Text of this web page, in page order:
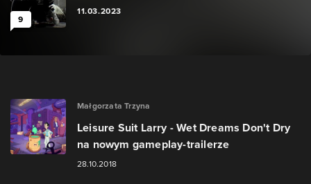
9
11.03.2023
Małgorzata Trzyna
Leisure Suit Larry - Wet Dreams Don't Dry
na nowym gameplay-trailerze
28.10.2018